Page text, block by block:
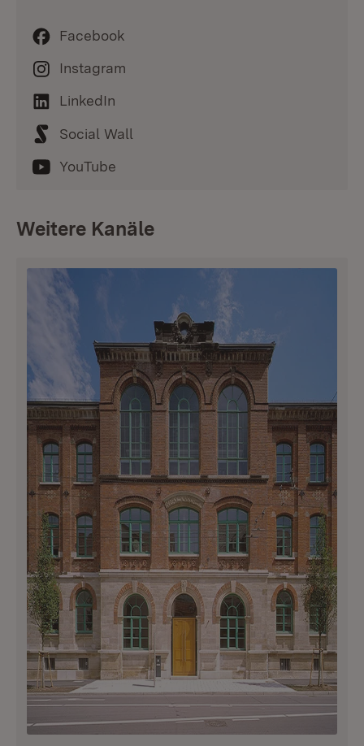
Facebook
Instagram
LinkedIn
Social Wall
YouTube
Weitere Kanäle